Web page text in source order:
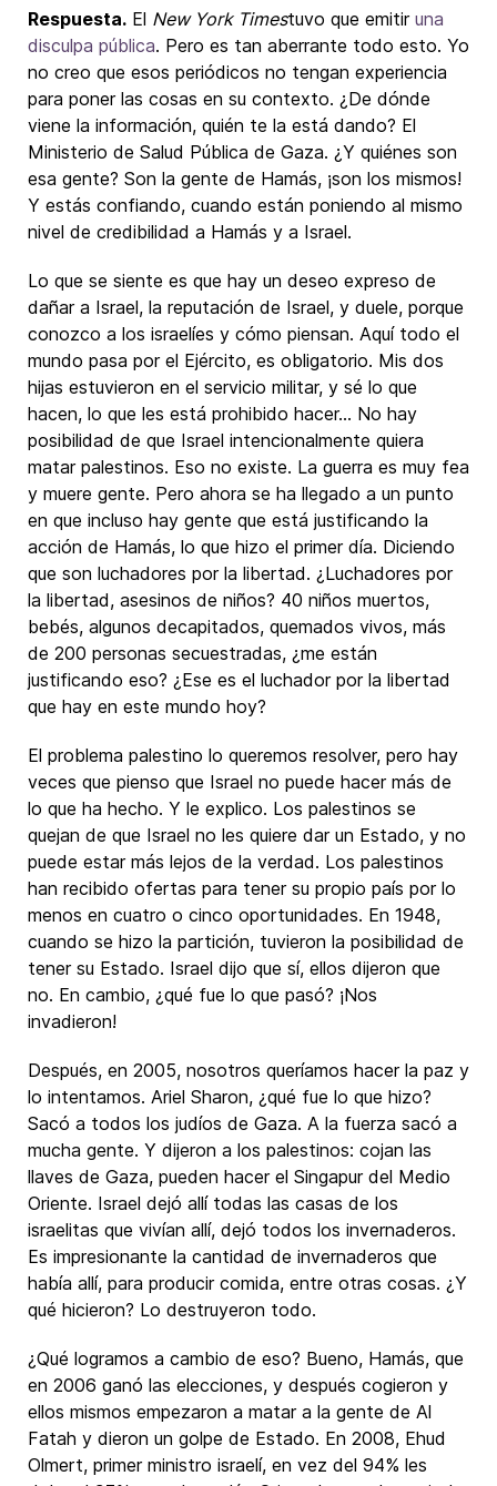
Respuesta. El New York Timestuvo que emitir una
disculpa pública. Pero es tan aberrante todo esto. Yo
no creo que esos periódicos no tengan experiencia
para poner las cosas en su contexto. ¿De dónde
viene la información, quién te la está dando? El
Ministerio de Salud Pública de Gaza. ¿Y quiénes son
esa gente? Son la gente de Hamás, ¡son los mismos!
Y estás confiando, cuando están poniendo al mismo
nivel de credibilidad a Hamás y a Israel.
Lo que se siente es que hay un deseo expreso de
dañar a Israel, la reputación de Israel, y duele, porque
conozco a los israelíes y cómo piensan. Aquí todo el
mundo pasa por el Ejército, es obligatorio. Mis dos
hijas estuvieron en el servicio militar, y sé lo que
hacen, lo que les está prohibido hacer... No hay
posibilidad de que Israel intencionalmente quiera
matar palestinos. Eso no existe. La guerra es muy fea
y muere gente. Pero ahora se ha llegado a un punto
en que incluso hay gente que está justificando la
acción de Hamás, lo que hizo el primer día. Diciendo
que son luchadores por la libertad. ¿Luchadores por
la libertad, asesinos de niños? 40 niños muertos,
bebés, algunos decapitados, quemados vivos, más
de 200 personas secuestradas, ¿me están
justificando eso? ¿Ese es el luchador por la libertad
que hay en este mundo hoy?
El problema palestino lo queremos resolver, pero hay
veces que pienso que Israel no puede hacer más de
lo que ha hecho. Y le explico. Los palestinos se
quejan de que Israel no les quiere dar un Estado, y no
puede estar más lejos de la verdad. Los palestinos
han recibido ofertas para tener su propio país por lo
menos en cuatro o cinco oportunidades. En 1948,
cuando se hizo la partición, tuvieron la posibilidad de
tener su Estado. Israel dijo que sí, ellos dijeron que
no. En cambio, ¿qué fue lo que pasó? ¡Nos
invadieron!
Después, en 2005, nosotros queríamos hacer la paz y
lo intentamos. Ariel Sharon, ¿qué fue lo que hizo?
Sacó a todos los judíos de Gaza. A la fuerza sacó a
mucha gente. Y dijeron a los palestinos: cojan las
llaves de Gaza, pueden hacer el Singapur del Medio
Oriente. Israel dejó allí todas las casas de los
israelitas que vivían allí, dejó todos los invernaderos.
Es impresionante la cantidad de invernaderos que
había allí, para producir comida, entre otras cosas. ¿Y
qué hicieron? Lo destruyeron todo.
¿Qué logramos a cambio de eso? Bueno, Hamás, que
en 2006 ganó las elecciones, y después cogieron y
ellos mismos empezaron a matar a la gente de Al
Fatah y dieron un golpe de Estado. En 2008, Ehud
Olmert, primer ministro israelí, en vez del 94% les